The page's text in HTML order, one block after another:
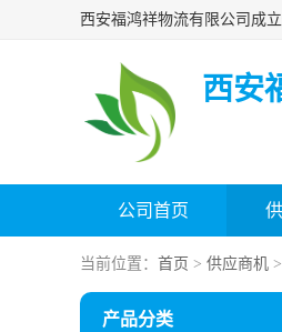
西安
公司首页
当前位置： 首页 > 供应商机 >
产品分类